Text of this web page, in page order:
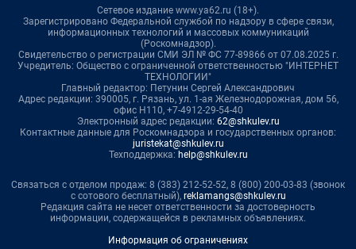
Сетевое издание www.ya62.ru (18+).
Зарегистрировано Федеральной службой по надзору в сфере связи,
информационных технологий и массовых коммуникаций
(Роскомнадзор).
Свидетельство о регистрации СМИ ЭЛ № ФС 77-89866 от 07.08.2025 г.
Учредитель: Общество с ограниченной ответственностью "ИНТЕРНЕТ
ТЕХНОЛОГИИ"
Главный редактор: Петунин Сергей Александрович
Адрес редакции: 390005, г. Рязань, ул. 1-ая Железнодорожная, дом 56,
офис Н110, +7-4912-29-54-40
Электронный адрес редакции: 62@shkulev.ru
Контактные данные для Роскомнадзора и государственных органов:
juristekat@shkulev.ru
Техподдержка: help@shkulev.ru
Связаться с отделом продаж: 8 (383) 212-52-52, 8 (800) 200-03-83 (звонок
с сотового бесплатный), reklamangs@shkulev.ru
Редакция сайта не несет ответственности за достоверность
информации, содержащейся в рекламных объявлениях.
Информация об ограничениях